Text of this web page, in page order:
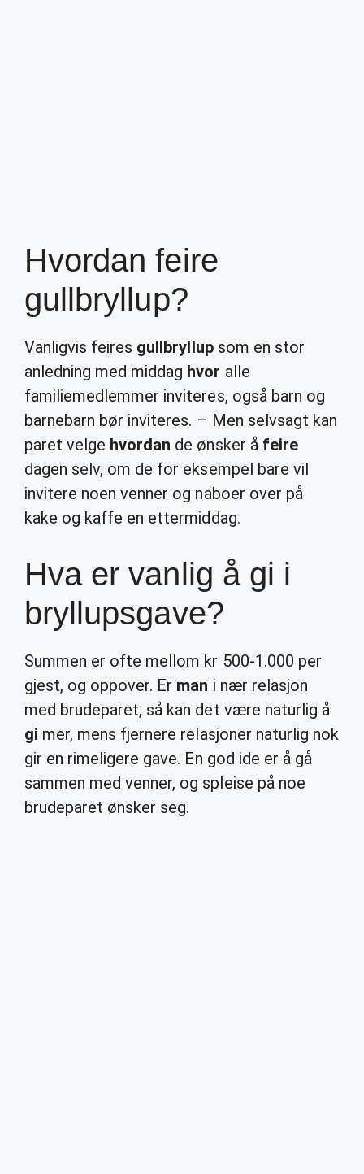
Hvordan feire
gullbryllup?
Vanligvis feires gullbryllupsom en stor
anledning med middag hvor alle
familiemedlemmer inviteres, også barn og
barnebarn bør inviteres. – Men selvsagt kan
paret velge hvordan de ønsker å feire
dagen selv, om de for eksempel bare vil
invitere noen venner og naboer over på
kake og kaffe en ettermiddag.
Hva er vanlig å gi i
bryllupsgave?
Summen er ofte mellom kr 500-1.000 per
gjest, og oppover. Er man i nær relasjon
med brudeparet, så kan det være naturlig å
gi mer, mens fjernere relasjoner naturlig nok
gir en rimeligere gave. En god ide er å gå
sammen med venner, og spleise på noe
brudeparet ønsker seg.